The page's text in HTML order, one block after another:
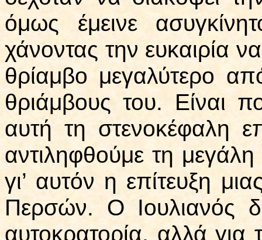
όμως έμεινε
χάνοντας την ευκαιρία
θρίαμβο μεγαλύτερο
θριάμβους του. Είναι
αυτή τη στενοκέφαλη
αντιληφθούμε τη
γι’ αυτόν η επίτευξη
Περσών. Ο Ιουλιανός
αυτοκρατορία, αλλά για